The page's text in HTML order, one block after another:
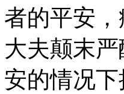
者的平安
大夫颠末
安的情况